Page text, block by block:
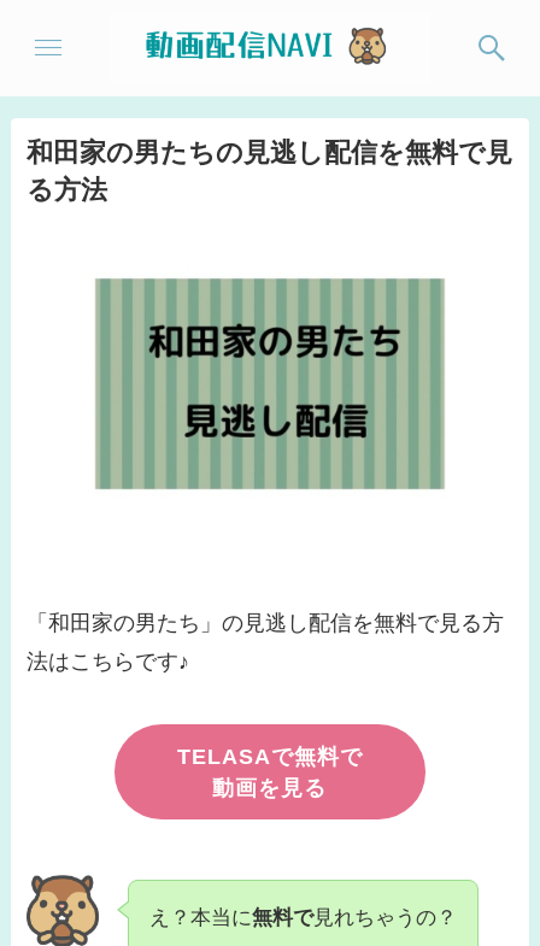
和田家の男たちの見逃し配信を無料で見
る方法
「和田家の男たち」の見逃し配信を無料で見る方
法はこちらです♪
TELASAで無料で
動画を見る
え？本当に無料で見れちゃうの？